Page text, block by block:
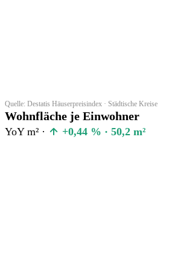
Quelle: Destatis Häuserpreisindex · Städtische Kreise
Wohnfläche je Einwohner
YoY m² · +0,44 % · 50,2 m²